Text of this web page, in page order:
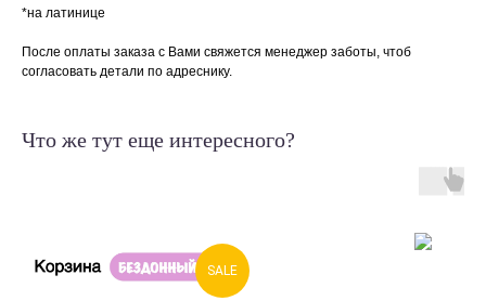
*на латинице
После оплаты заказа с Вами свяжется менеджер заботы, чтоб
согласовать детали по адреснику.
Что же тут еще интересного?
SALE